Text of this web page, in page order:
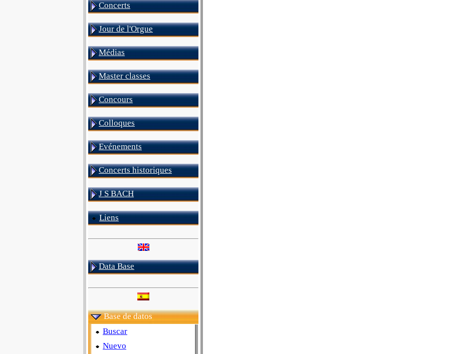
Concerts
Jour de l'Orgue
Médias
Master classes
Concours
Colloques
Evénements
Concerts historiques
J S BACH
Liens
Data Base
Base de datos
Buscar
Nuevo